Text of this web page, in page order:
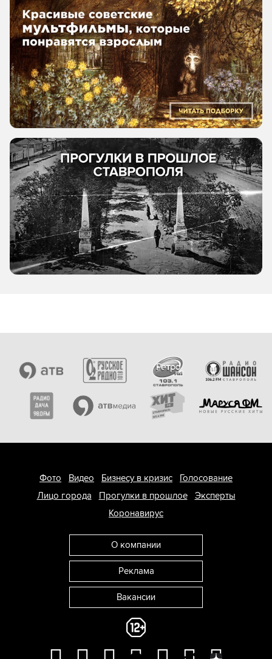
Фото Видео Бизнесу в кризис
Голосование
Лицо города
Прогулки в прошлое
Эксперты
Коронавирус
О компании
Реклама
Вакансии